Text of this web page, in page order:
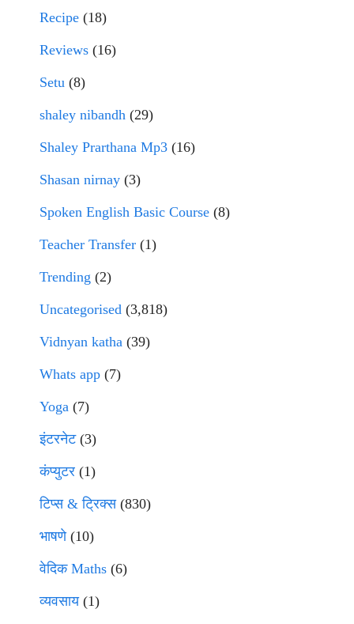
Recipe (18)
Reviews (16)
Setu (8)
shaley nibandh (29)
Shaley Prarthana Mp3 (16)
Shasan nirnay (3)
Spoken English Basic Course (8)
Teacher Transfer (1)
Trending (2)
Uncategorised (3,818)
Vidnyan katha (39)
Whats app (7)
Yoga (7)
इंटरनेट(3)
कंप्युटर (1)
टिप्स & ट्रिक्स(830)
भाषणे(10)
वेदिक Maths (6)
व्यवसाय(1)